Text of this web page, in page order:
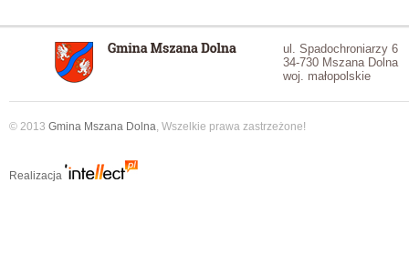
ul. Spadochroniarzy 6
34-730 Mszana Dolna
woj. małopolskie
© 2013 Gmina Mszana Dolna, Wszelkie prawa zastrzeżone!
Realizacja